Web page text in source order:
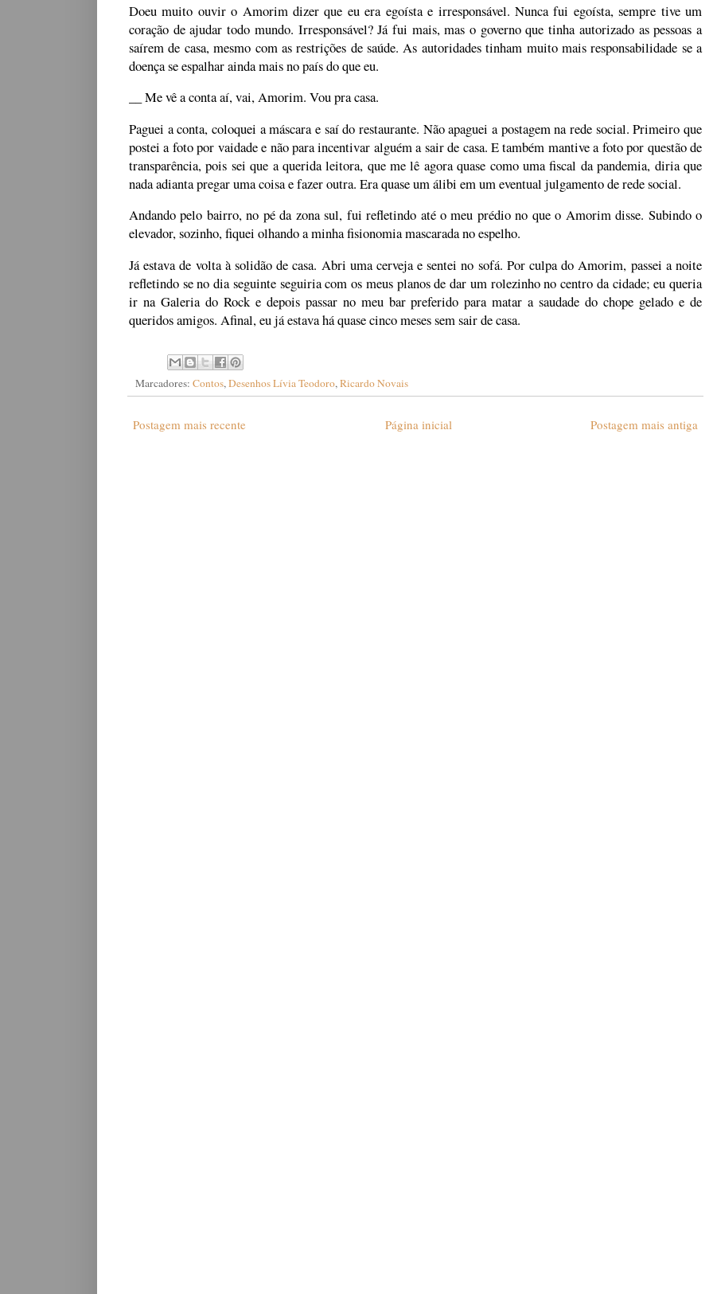
Doeu muito ouvir o Amorim dizer que eu era egoísta e irresponsável. Nunca fui egoísta, sempre tive um
coração de ajudar todo mundo. Irresponsável? Já fui mais, mas o governo que tinha autorizado as pessoas a
saírem de casa, mesmo com as restrições de saúde. As autoridades tinham muito mais responsabilidade se a
doença se espalhar ainda mais no país do que eu.
__ Me vê a conta aí, vai, Amorim. Vou pra casa.
Paguei a conta, coloquei a máscara e saí do restaurante. Não apaguei a postagem na rede social. Primeiro que
postei a foto por vaidade e não para incentivar alguém a sair de casa. E também mantive a foto por questão de
transparência, pois sei que a querida leitora, que me lê agora quase como uma fiscal da pandemia, diria que
nada adianta pregar uma coisa e fazer outra. Era quase um álibi em um eventual julgamento de rede social.
Andando pelo bairro, no pé da zona sul, fui refletindo até o meu prédio no que o Amorim disse. Subindo o
elevador, sozinho, fiquei olhando a minha fisionomia mascarada no espelho.
Já estava de volta à solidão de casa. Abri uma cerveja e sentei no sofá. Por culpa do Amorim, passei a noite
refletindo se no dia seguinte seguiria com os meus planos de dar um rolezinho no centro da cidade; eu queria
ir na Galeria do Rock e depois passar no meu bar preferido para matar a saudade do chope gelado e de
queridos amigos. Afinal, eu já estava há quase cinco meses sem sair de casa.
Marcadores: Contos, Desenhos Lívia Teodoro, Ricardo Novais
Postagem mais recente Postagem mais antiga
Página inicial